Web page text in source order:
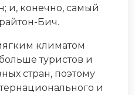
и, конечно, самый
Бич.
климатом
туристов и
стран, поэтому
и